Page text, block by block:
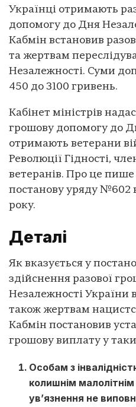
Українці отримають
допомогу до Дня
Кабмін встановив
та жертвам
Незалежності. Суми
450 до 3100 гривень.
Кабінет міністрів
грошову допомогу до
отримають ветерани
Революції Гідності,
ветеранів. Про це пише
постанову уряду №602
року.
Деталі
Як вказується у
здійснення разової
Незалежності України
також жертвам
Кабмін постановив
грошову виплату у
Особам з
колишнім
ув’язнення не